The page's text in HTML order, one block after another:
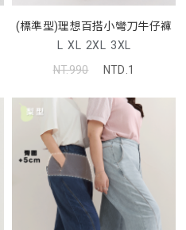
(標準型)理想百搭小彎刀牛仔褲
L XL 2XL 3XL
NT.990
NTD.1